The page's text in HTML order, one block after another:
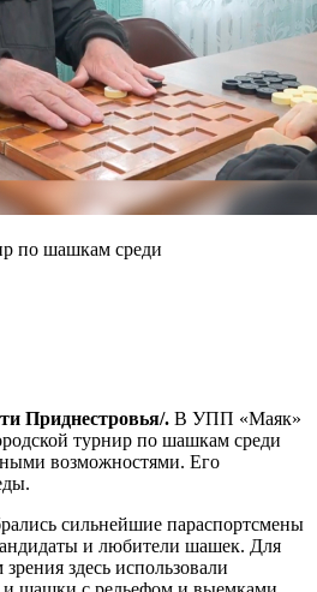
по шашкам среди
Приднестровья/. В УПП «Маяк»
турнир по шашкам среди
возможностями. Его
сильнейшие параспортсмены
и любители шашек. Для
здесь использовали